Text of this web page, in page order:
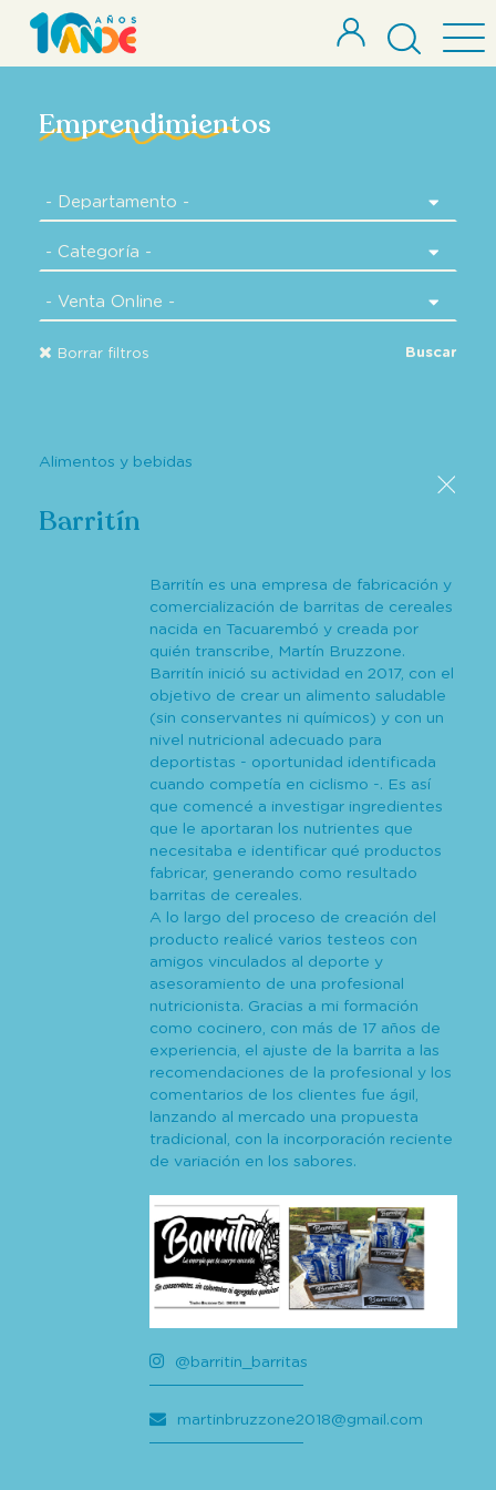
Emprendimientos
Borrar filtros Buscar
Alimentos y bebidas
Barritín
Barritín es una empresa de fabricación y
comercialización de barritas de cereales
nacida en Tacuarembó y creada por
quién transcribe, Martín Bruzzone.
Barritín inició su actividad en 2017, con el
objetivo de crear un alimento saludable
(sin conservantes ni químicos) y con un
nivel nutricional adecuado para
deportistas - oportunidad identificada
cuando competía en ciclismo -. Es así
que comencé a investigar ingredientes
que le aportaran los nutrientes que
necesitaba e identificar qué productos
fabricar, generando como resultado
barritas de cereales.
A lo largo del proceso de creación del
producto realicé varios testeos con
amigos vinculados al deporte y
asesoramiento de una profesional
nutricionista. Gracias a mi formación
como cocinero, con más de 17 años de
experiencia, el ajuste de la barrita a las
recomendaciones de la profesional y los
comentarios de los clientes fue ágil,
lanzando al mercado una propuesta
tradicional, con la incorporación reciente
de variación en los sabores.
@barritin_barritas
martinbruzzone2018@gmail.com